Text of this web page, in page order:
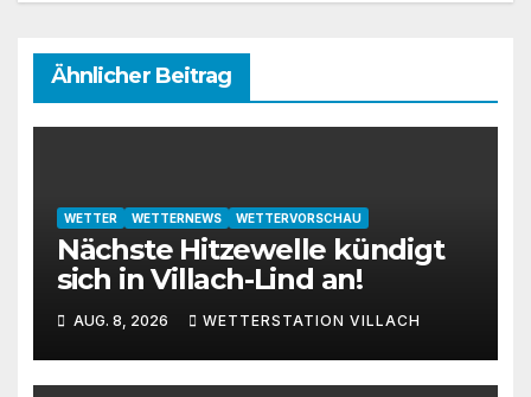
Ähnlicher Beitrag
WETTER WETTERNEWS WETTERVORSCHAU
Nächste Hitzewelle kündigt
sich in Villach-Lind an!
AUG. 8, 2026 WETTERSTATION VILLACH